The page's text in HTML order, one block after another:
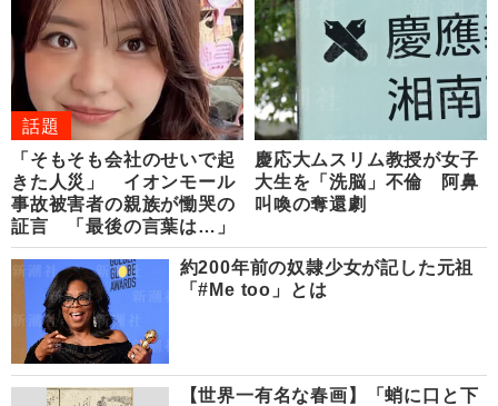
話題
「そもそも会社のせいで起
きた人災」 イオンモール
事故被害者の親族が慟哭の
証言 「最後の言葉は…」
慶応大ムスリム教授が女子
大生を「洗脳」不倫 阿鼻
叫喚の奪還劇
約200年前の奴隷少女が記した元祖
「#Me too」とは
【世界一有名な春画】「蛸に口と下